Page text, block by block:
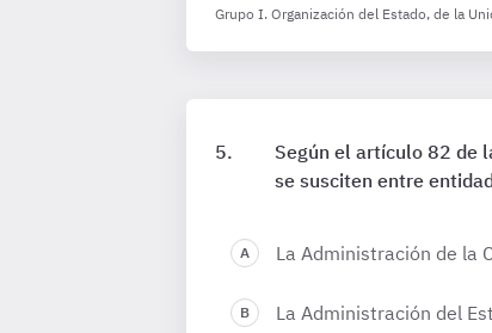
Grupo I. Organización del Estado, de la
Según el artículo 82 de
se susciten entre
La Administración de la
La Administración del